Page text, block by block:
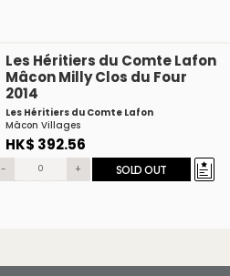
Les Héritiers du Comte Lafon
Mâcon Milly Clos du Four
2014
Les Héritiers du Comte Lafon
Mâcon Villages
HK$ 392.56
- + SOLD OUT